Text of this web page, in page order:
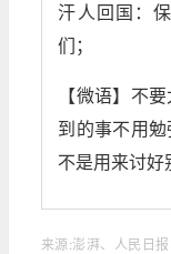
汗人回国：
们；
【微语】不
到的事不用
不是用来讨好
来源:澎湃、人民日